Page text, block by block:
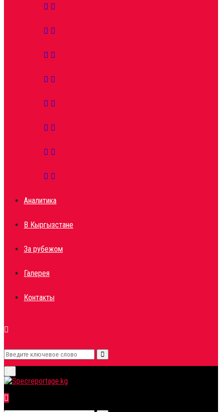
Аналитика
В Кыргызстане
За рубежом
Галерея
Контакты
Search
for:
Search
Menu